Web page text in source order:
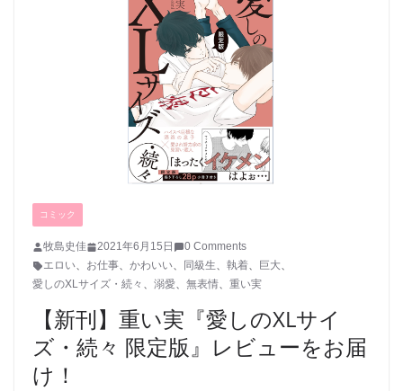
コミック
牧島史佳 2021年6月15日
0 Comments
エロい、 お仕事、 かわいい、 同級生、 執着、 巨大、
愛しのXLサイズ・続々 、 溺愛、 無表情、 重い実
【新刊】重い実『愛しのXLサイ
ズ・続々 限定版』レビューをお届
け！